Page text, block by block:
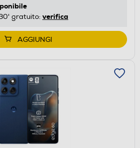
gratuito: verifica
AGGIUNGI